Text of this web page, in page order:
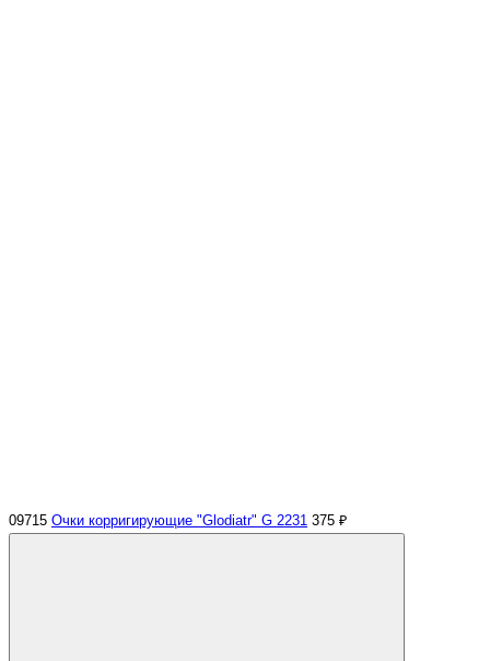
09715 Очки корригирующие "Glodiatr" G 2231 375 ₽